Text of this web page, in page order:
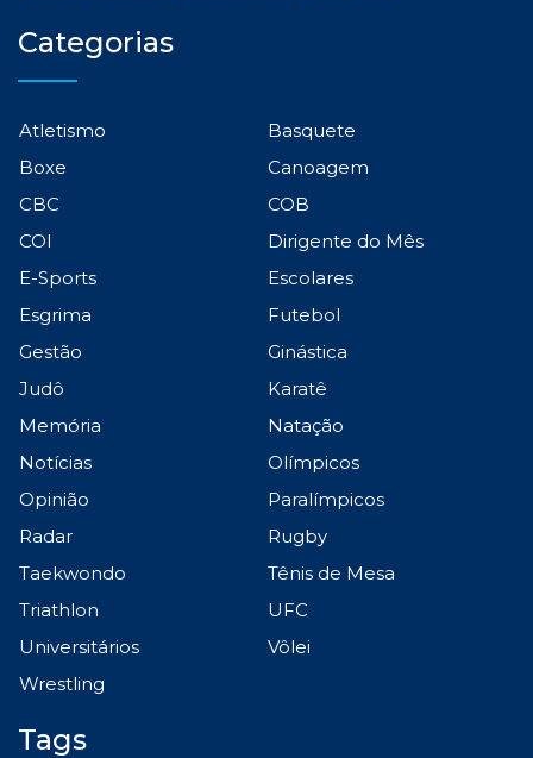
Categorias
Atletismo
Basquete
Boxe
Canoagem
CBC
COB
COI
Dirigente do Mês
E-Sports
Escolares
Esgrima
Futebol
Gestão
Ginástica
Judô
Karatê
Memória
Natação
Notícias
Olímpicos
Opinião
Paralímpicos
Radar
Rugby
Taekwondo
Tênis de Mesa
Triathlon
UFC
Universitários
Vôlei
Wrestling
Tags